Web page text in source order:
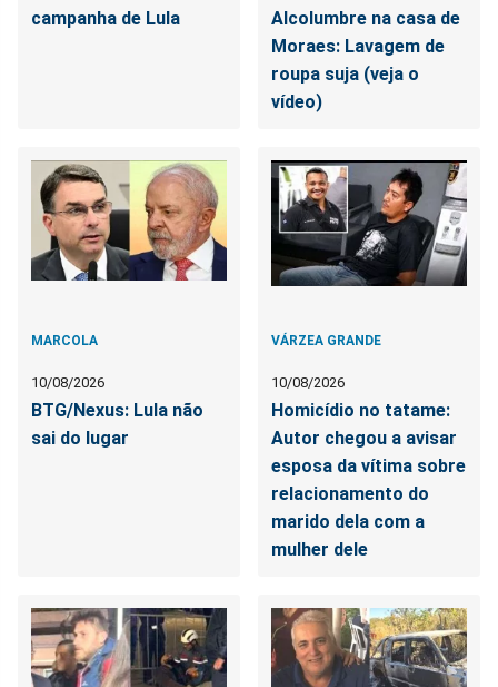
campanha de Lula
Alcolumbre na casa de
Moraes: Lavagem de
roupa suja (veja o
vídeo)
MARCOLA
10/08/2026
BTG/Nexus: Lula não
sai do lugar
VÁRZEA GRANDE
10/08/2026
Homicídio no tatame:
Autor chegou a avisar
esposa da vítima sobre
relacionamento do
marido dela com a
mulher dele